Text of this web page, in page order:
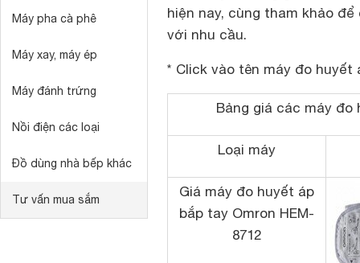
Máy pha cà phê
Máy xay, máy ép
Máy đánh trứng
Nồi điện các loại
Đồ dùng nhà bếp khác
Tư vấn mua sắm
hiện nay, cùng tham khảo
với nhu cầu.
* Click vào tên máy đo
Bảng giá các máy
Loại máy
Giá máy đo huyết áp
bắp tay Omron HEM-
8712